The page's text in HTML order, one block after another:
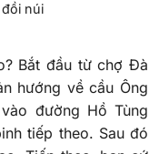
núi
Bắt đầu từ chợ Đà
hướng về cầu Ông
đường Hồ Tùng
tiếp theo. Sau đó